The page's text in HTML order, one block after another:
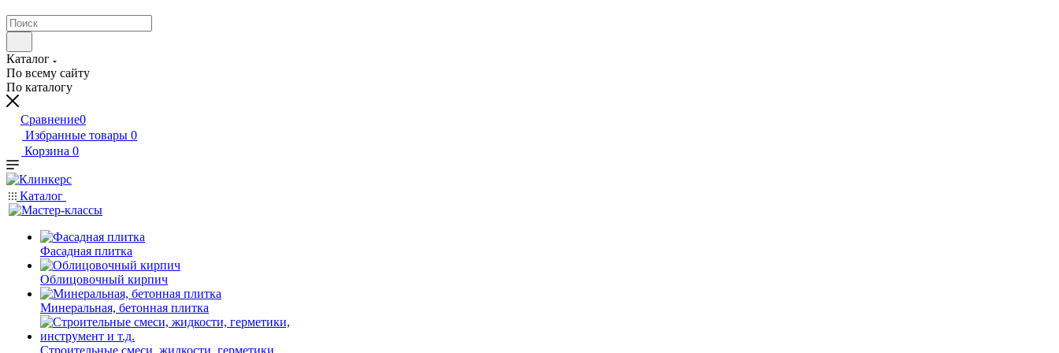
Каталог
По всему сайту
По каталогу
Сравнение0
Избранные товары 0
Корзина 0
Каталог
Фасадная плитка
Облицовочный кирпич
Минеральная, бетонная плитка
Строительные смеси, жидкости, герметики,